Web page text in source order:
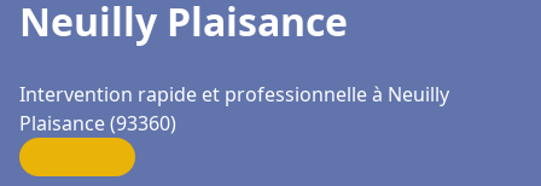
Neuilly Plaisance
Intervention rapide et professionnelle à Neuilly
Plaisance (93360)